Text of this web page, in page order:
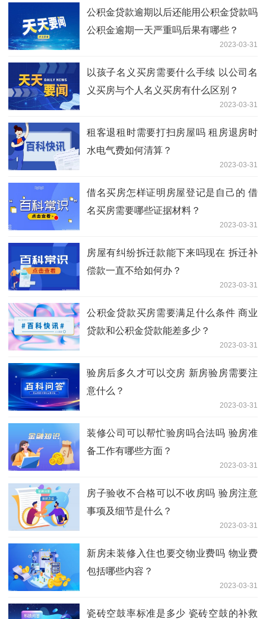
公积金贷款逾期以后还能用公积金贷款吗
公积金逾期一天严重吗后果有哪些？
2023-03-31
以孩子名义买房需要什么手续 以公司名
义买房与个人名义买房有什么区别？
2023-03-31
租客退租时需要打扫房屋吗 租房退房时
水电气费如何清算？
2023-03-31
借名买房怎样证明房屋登记是自己的 借
名买房需要哪些证据材料？
2023-03-31
房屋有纠纷拆迁款能下来吗现在 拆迁补
偿款一直不给如何办？
2023-03-31
公积金贷款买房需要满足什么条件 商业
贷款和公积金贷款能差多少？
2023-03-31
验房后多久才可以交房 新房验房需要注
意什么？
2023-03-31
装修公司可以帮忙验房吗合法吗 验房准
备工作有哪些方面？
2023-03-31
房子验收不合格可以不收房吗 验房注意
事项及细节是什么？
2023-03-31
新房未装修入住也要交物业费吗 物业费
包括哪些内容？
2023-03-31
瓷砖空鼓率标准是多少 瓷砖空鼓的补救